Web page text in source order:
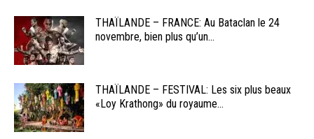
THAÏLANDE – FRANCE: Au Bataclan le 24
novembre, bien plus qu’un...
THAÏLANDE – FESTIVAL: Les six plus beaux
«Loy Krathong» du royaume...